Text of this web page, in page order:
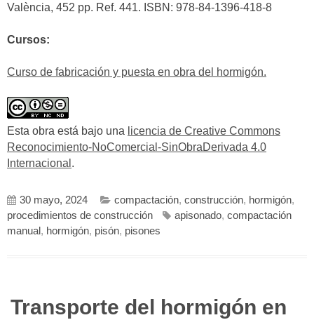
València, 452 pp. Ref. 441. ISBN: 978-84-1396-418-8
Cursos:
Curso de fabricación y puesta en obra del hormigón.
Esta obra está bajo una licencia de Creative Commons
Reconocimiento-NoComercial-SinObraDerivada 4.0
Internacional .
30 mayo, 2024 compactación, construcción, hormigón,
procedimientos de construcción
apisonado, compactación
manual, hormigón, pisón, pisones
Transporte del hormigón en